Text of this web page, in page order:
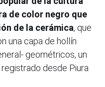
de color negro que
de la cerámica, que
una capa de hollín
geométricos, un
desde Piura